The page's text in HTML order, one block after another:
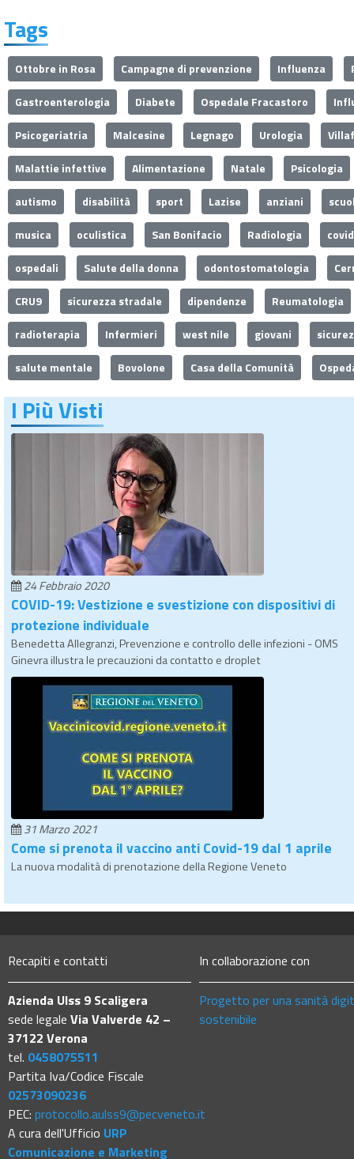
Tags
Ottobre in Rosa Campagne di prevenzione Influenza
Gastroenterologia
Diabete Ospedale Fracastoro
Psicogeriatria
Malcesine Legnago Urologia
Malattie infettive
Alimentazione Natale
Psicologia
autismo
disabilità sport Lazise anziani
musica
oculistica San Bonifacio Radiologia
ospedali
Salute della donna odontostomatologia
CRU9
sicurezza stradale dipendenze
Reumatologia
radioterapia
Infermieri west nile giovani
salute mentale
Bovolone Casa della Comunità
I Più Visti
24 Febbraio 2020
COVID-19: Vestizione e svestizione con dispositivi di
protezione individuale
Benedetta Allegranzi, Prevenzione e controllo delle infezioni - OMS
Ginevra illustra le precauzioni da contatto e droplet
31 Marzo 2021
Come si prenota il vaccino anti Covid-19 dal 1 aprile
La nuova modalità di prenotazione della Regione Veneto
Recapiti e contatti
Azienda Ulss 9 Scaligera
sede legale Via Valverde 42 –
37122 Verona
tel. 0458075511
Partita Iva/Codice Fiscale
02573090236
PEC: protocollo.aulss9@pecveneto.it
A cura dell'Ufficio URP
Comunicazione e Marketing
In collaborazione con
Progetto per una sanità
sostenibile